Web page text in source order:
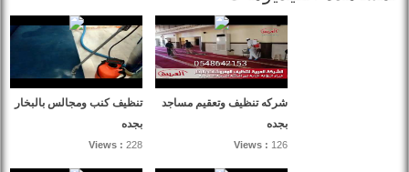
تنظيف كنب ومجالس بالبخار
بجده
Views : 228
شركه تنظيف وتعقيم مساجد
بجده
Views : 126